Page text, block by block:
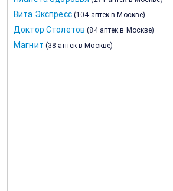
Вита Экспресс (104 аптек в Москве)
Доктор Столетов (84 аптек в Москве)
Магнит (38 аптек в Москве)